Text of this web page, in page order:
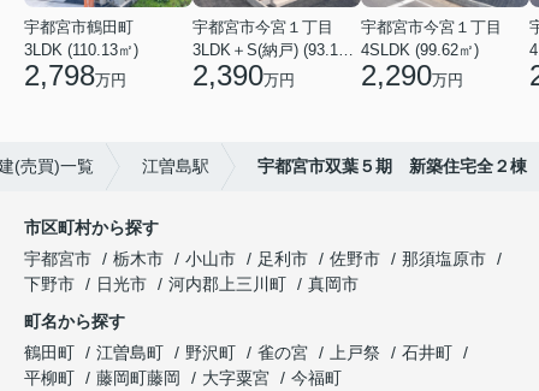
宇都宮市鶴田町
3LDK (110.13㎡)
2,798万円
宇都宮市今宮１丁目
3LDK＋S(納戸) (93.14㎡)
2,390万円
宇都宮市今宮１丁目
4SLDK (99.62㎡)
2,290万円
(売買)一覧 江曽島駅 宇都宮市双葉５期 新築住宅全２棟
市区町村から探す
宇都宮市
栃木市 小山市 足利市 佐野市
那須塩原市
下野市
日光市 河内郡上三川町
真岡市
町名から探す
鶴田町
江曽島町 野沢町 雀の宮 上戸祭
石井町
平柳町
藤岡町藤岡 大字粟宮
今福町